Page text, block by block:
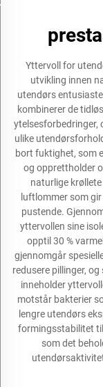
Yttervoll for
utvikling innen
utendørs
kombinerer de
ytelsesforbedringer,
ulike
bort fuktighet, som
og opprettholder
naturlige
luftlommer som
pustende.
yttervollen sine
opptil 30 %
gjennomgår
redusere pillinger,
inneholder
motstår bakterier
lengre utendørs
formingsstabilitet
som det